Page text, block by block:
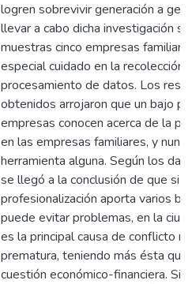
logren sobrevivir generación a
llevar a cabo dicha investigación
muestras cinco empresas
especial cuidado en la recolección
procesamiento de datos. Los
obtenidos arrojaron que un bajo
empresas conocen acerca de la
en las empresas familiares, y
herramienta alguna. Según los
se llegó a la conclusión de que si
profesionalización aporta varios
puede evitar problemas, en la
es la principal causa de conflicto
prematura, teniendo más ésta que
cuestión económico-financiera. Sin